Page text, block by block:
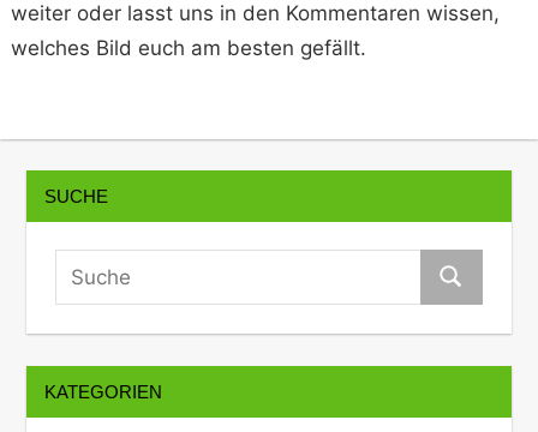
weiter oder lasst uns in den Kommentaren wissen,
welches Bild euch am besten gefällt.
SUCHE
KATEGORIEN